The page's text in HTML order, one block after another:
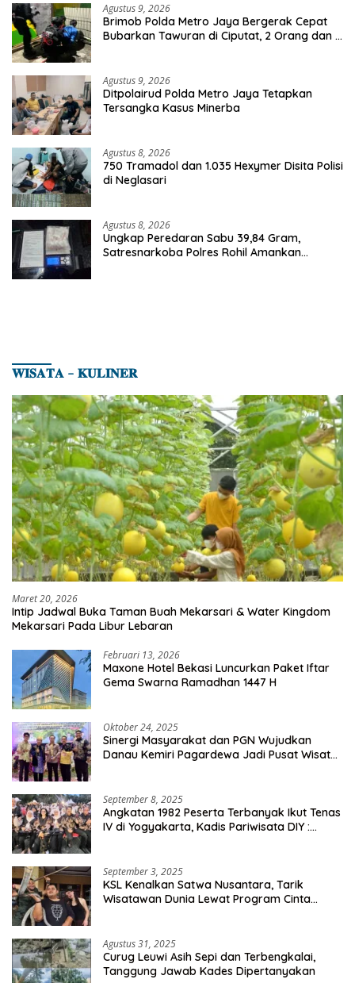
Agustus 9, 2026
Brimob Polda Metro Jaya Bergerak Cepat
Bubarkan Tawuran di Ciputat, 2 Orang dan 3
Agustus 9, 2026
Ditpolairud Polda Metro Jaya Tetapkan
Tersangka Kasus Minerba
Agustus 8, 2026
750 Tramadol dan 1.035 Hexymer Disita Polisi
di Neglasari
Agustus 8, 2026
Ungkap Peredaran Sabu 39,84 Gram,
Satresnarkoba Polres Rohil Amankan
𝐖𝐈𝐒𝐀𝐓𝐀 – 𝐊𝐔𝐋𝐈𝐍𝐄𝐑
Maret 20, 2026
Intip Jadwal Buka Taman Buah Mekarsari & Water Kingdom
Mekarsari Pada Libur Lebaran
Februari 13, 2026
Maxone Hotel Bekasi Luncurkan Paket Iftar
Gema Swarna Ramadhan 1447 H
Oktober 24, 2025
Sinergi Masyarakat dan PGN Wujudkan
Danau Kemiri Pagardewa Jadi Pusat Wisata
September 8, 2025
Angkatan 1982 Peserta Terbanyak Ikut Tenas
IV di Yogyakarta, Kadis Pariwisata DIY :
September 3, 2025
KSL Kenalkan Satwa Nusantara, Tarik
Wisatawan Dunia Lewat Program Cinta
Agustus 31, 2025
Curug Leuwi Asih Sepi dan Terbengkalai,
Tanggung Jawab Kades Dipertanyakan